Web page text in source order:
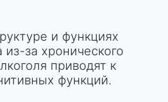
и функциях
из-за хронического
приводят к
функций.